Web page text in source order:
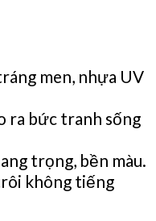
men, nhựa UV
ra bức tranh sống
trọng, bền màu.
không tiếng